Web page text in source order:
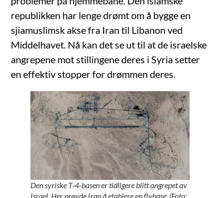
republikken har lenge drømt om å bygge en
sjiamuslimsk akse fra Iran til Libanon ved
Middelhavet. Nå kan det se ut til at de israelske
angrepene mot stillingene deres i Syria setter
en effektiv stopper for drømmen deres.
Den syriske T-4-basen er tidligere blitt angrepet av
Israel. Her prøvde Iran å etablere en flybase. (Foto: